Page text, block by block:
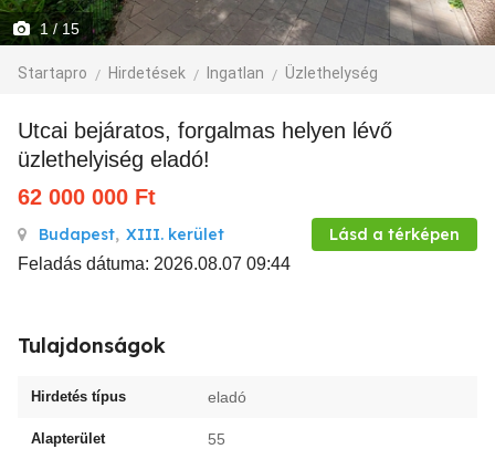
1/ 15
Startapro Hirdetések Ingatlan Üzlethelység
Utcai bejáratos, forgalmas helyen lévő
üzlethelyiség eladó!
62 000 000 Ft
Budapest, XIII. kerület Lásd a térképen
Feladás dátuma: 2026.08.07 09:44
Tulajdonságok
Hirdetés típus eladó
Alapterület 55